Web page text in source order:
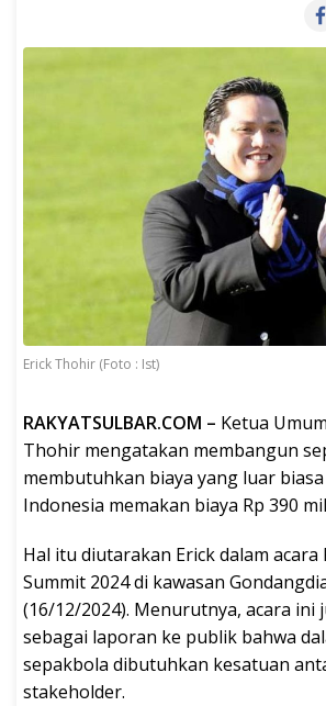
Erick Thohir (Foto : Ist)
RAKYATSULBAR.COM – Ketua
Thohir mengatakan membangun
membutuhkan biaya yang luar
Indonesia memakan biaya Rp 390
Hal itu diutarakan Erick dalam acara
Summit 2024 di kawasan
(16/12/2024). Menurutnya, acara ini
sebagai laporan ke publik bahwa
sepakbola dibutuhkan kesatuan
stakeholder.